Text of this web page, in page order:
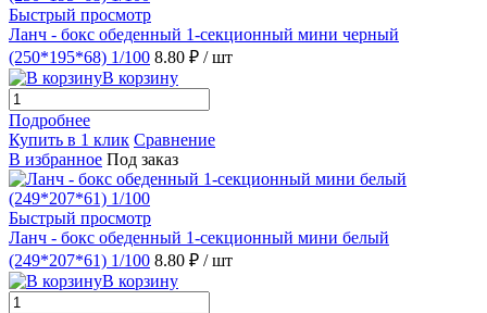
Быстрый просмотр
Ланч - бокс обеденный 1-секционный мини черный
(250*195*68) 1/100 8.80 ₽ / шт
В корзину
Подробнее
Купить в 1 клик Сравнение
В избранное Под заказ
Быстрый просмотр
Ланч - бокс обеденный 1-секционный мини белый
(249*207*61) 1/100 8.80 ₽ / шт
В корзину